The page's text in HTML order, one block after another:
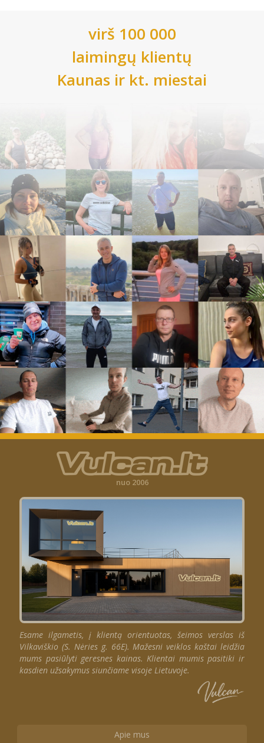
virš 100 000
laimingų klientų
Kaunas ir kt. miestai
nuo 2006
Esame ilgametis, į klientą orientuotas, šeimos verslas iš
Vilkaviškio (S. Nėries g. 66E). Mažesni veiklos kaštai leidžia
mums pasiūlyti geresnes kainas. Klientai mumis pasitiki ir
kasdien užsakymus siunčiame visoje Lietuvoje.
Apie mus